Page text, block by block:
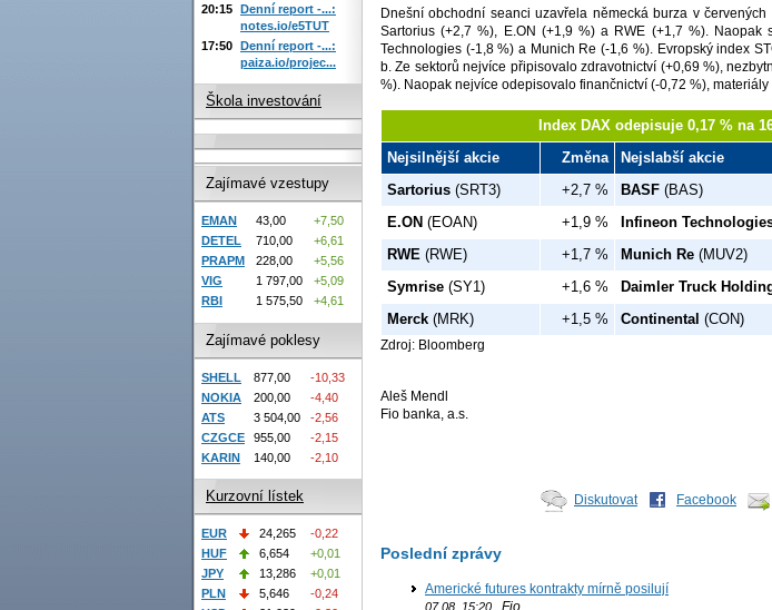
Dnešní obchodní seanci uzavřela německá burza v
Sartorius (+2,7 %), E.ON (+1,9 %) a RWE (+1,7 %). Naopak
Technologies (-1,8 %) a Munich Re (-1,6 %). Evropský index
b. Ze sektorů nejvíce připisovalo zdravotnictví (+0,69 %),
%). Naopak nejvíce odepisovalo finančnictví (-0,72 %), materiály
Index DAX odepisuje 0,17 % na
Nejsilnější akcie
Změna Nejslabší akcie
Sartorius (SRT3) +2,7 % BASF (BAS)
E.ON (EOAN) +1,9 % Infineon
RWE (RWE) +1,7 % Munich Re (MUV2)
Symrise (SY1) +1,6 % Daimler Truck
Merck (MRK) +1,5 % Continental (CON)
Zdroj: Bloomberg
Aleš Mendl
Fio banka, a.s.
Diskutovat Facebook
Poslední zprávy
Americké futures kontrakty mírně posilují
07.08. 15:20 Fio
20:15 Denní report -...:
notes.io/e5TUT
17:50 Denní report -...:
paiza.io/projec...
Škola investování
Zajímavé vzestupy
EMAN 43,00
+7,50
DETEL
710,00
+6,61
PRAPM
228,00
+5,56
VIG
1 797,00
+5,09
RBI
1 575,50 +4,61
Zajímavé poklesy
SHELL 877,00
-10,33
NOKIA
200,00
-4,40
ATS
3 504,00
-2,56
CZGCE
955,00
-2,15
KARIN
140,00 -2,10
Kurzovní lístek
EUR 24,265
-0,22
HUF
6,654
+0,01
JPY
13,286
+0,01
PLN
5,646
-0,24